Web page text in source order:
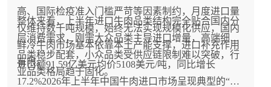
高、国际检疫准入门槛严苛等因素制约，月度进口量
仅维持数千吨规模，始终无法实现规模化供应，国内
鲜冷牛肉市场基本依靠本土产能支撑，进口补充作用
有限。
整体来看，上半年进口牛肉品类结构完全贴合国内分
层消费需求，刚需大众品类主导进口增量，高端细分
品类稳步配套，小众品类受供应链限制难以突破，行
业品类格局趋于固化。
进口额91.59亿美元均价5108美元/吨，同比增长
17.2%2026年上半年中国牛肉进口市场呈现典型的“量